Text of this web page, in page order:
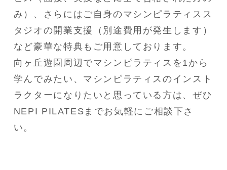
み）、さらにはご自身のマシンピラティスス
タジオの開業支援（別途費用が発生します）
など豪華な特典もご用意しております。
向ヶ丘遊園周辺でマシンピラティスを1から
学んでみたい、マシンピラティスのインスト
ラクターになりたいと思っている方は、ぜひ
NEPI PILATESまでお気軽にご相談下さ
い。